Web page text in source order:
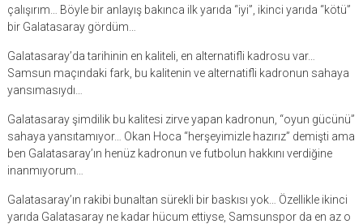
çalışırım… Böyle bir anlayış bakınca ilk yarıda “iyi”, ikinci yarıda “kötü”
bir Galatasaray gördüm…
Galatasaray’da tarihinin en kaliteli, en alternatifli kadrosu var…
Samsun maçındaki fark, bu kalitenin ve alternatifli kadronun sahaya
yansımasıydı…
Galatasaray şimdilik bu kalitesi zirve yapan kadronun, “oyun gücünü”
sahaya yansıtamıyor… Okan Hoca “herşeyimizle hazırız” demişti ama
ben Galatasaray’ın henüz kadronun ve futbolun hakkını verdiğine
inanmıyorum…
Galatasaray’ın rakibi bunaltan sürekli bir baskısı yok… Özellikle ikinci
yarıda Galatasaray ne kadar hücum ettiyse, Samsunspor da en az o